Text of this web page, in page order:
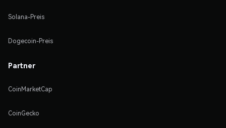
Solana-Preis
Dogecoin-Preis
Partner
CoinMarketCap
CoinGecko